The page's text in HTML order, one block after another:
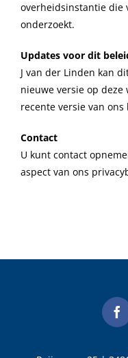
overheidsinstantie die
onderzoekt.
Updates voor dit
J van der Linden kan
nieuwe versie op
recente versie van
Contact
U kunt contact
aspect van ons